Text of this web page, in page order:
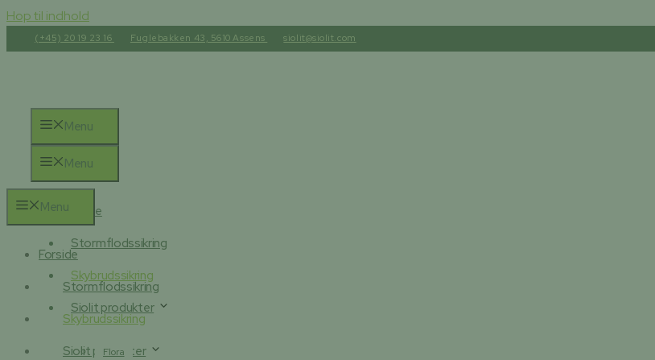
Hop til indhold
(+45) 20 19 23 16 Fuglebakken 43, 5610 Assens siolit@siolit.com
Menu
Menu
Forside
Stormflodssikring
Skybrudssikring
Siolit produkter
Flora
Menu
Forside
Stormflodssikring
Skybrudssikring
Siolit produkter